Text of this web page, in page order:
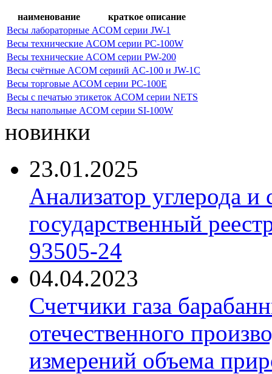
наименование
краткое описание
Весы лабораторные ACOM серии JW-1
Весы технические ACOM серии PC-100W
Весы технические ACOM серии PW-200
Весы счётные ACOM сериий AC-100 и JW-1C
Весы торговые ACOM серии PC-100E
Весы с печатью этикеток ACOM серии NETS
Весы напольные ACOM серии SI-100W
новинки
23.01.2025
Анализатор углерода
государственный
93505-24
04.04.2023
Счетчики газа
отечественного
измерений объема